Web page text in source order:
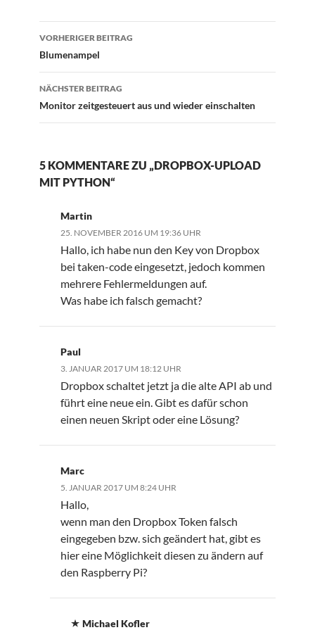
Beitragsnavigation
VORHERIGER BEITRAG
Blumenampel
NÄCHSTER BEITRAG
Monitor zeitgesteuert aus und wieder einschalten
5 KOMMENTARE ZU „DROPBOX-UPLOAD
MIT PYTHON“
Martin
25. NOVEMBER 2016 UM 19:36 UHR
Hallo, ich habe nun den Key von Dropbox
bei taken-code eingesetzt, jedoch kommen
mehrere Fehlermeldungen auf.
Was habe ich falsch gemacht?
Paul
3. JANUAR 2017 UM 18:12 UHR
Dropbox schaltet jetzt ja die alte API ab und
führt eine neue ein. Gibt es dafür schon
einen neuen Skript oder eine Lösung?
Marc
5. JANUAR 2017 UM 8:24 UHR
Hallo,
wenn man den Dropbox Token falsch
eingegeben bzw. sich geändert hat, gibt es
hier eine Möglichkeit diesen zu ändern auf
den Raspberry Pi?
Michael Kofler